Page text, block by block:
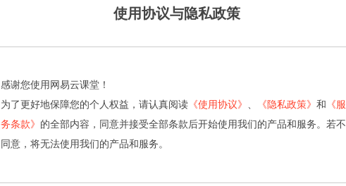
使用协议与隐私政策
感谢您使用网易云课堂！
为了更好地保障您的个人权益，请认真阅读 《使用协议》 《隐私政策》 和 《服
务条款》 的全部内容，同意并接受全部条款后开始使用我们的产品和服务。若不
同意，将无法使用我们的产品和服务。